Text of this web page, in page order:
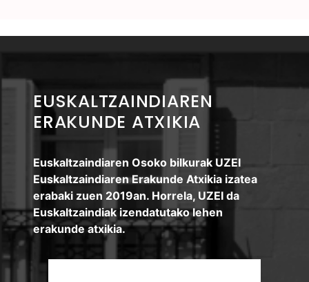
EUSKALTZAINDIAREN
ERAKUNDE ATXIKIA
Euskaltzaindiaren Osoko bilkurak UZEI
Euskaltzaindiaren Erakunde Atxikia izatea
erabaki zuen 2019an. Horrela, UZEI da
Euskaltzaindiak izendatutako lehen
erakunde atxikia.